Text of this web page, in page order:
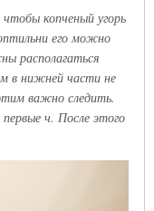
копченый угорь
его можно
располагаться
в нижней части не
важно следить.
ч. После этого